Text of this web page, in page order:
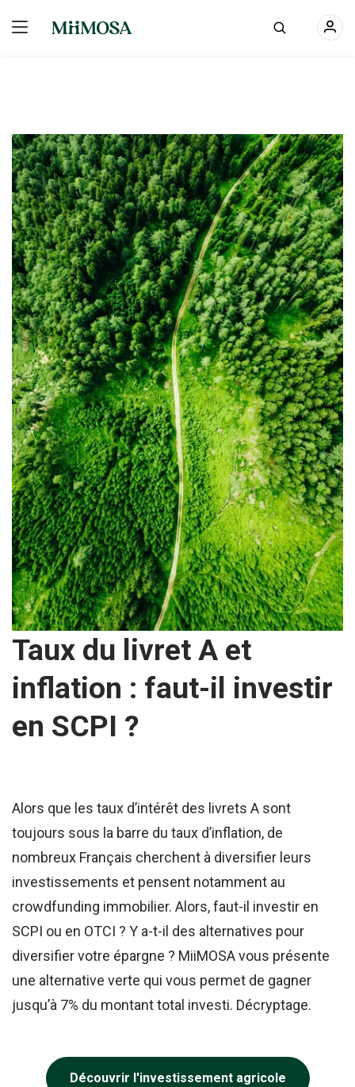
Taux du livret A et
inflation : faut-il investir
en SCPI ?
Alors que les taux d’intérêt des livrets A sont
toujours sous la barre du taux d’inflation, de
nombreux Français cherchent à diversifier leurs
investissements et pensent notamment au
crowdfunding immobilier. Alors, faut-il investir en
SCPI ou en OTCI ? Y a-t-il des alternatives pour
diversifier votre épargne ? MiiMOSA vous présente
une alternative verte qui vous permet de gagner
jusqu’à 7% du montant total investi. Décryptage.
Découvrir l'investissement agricole